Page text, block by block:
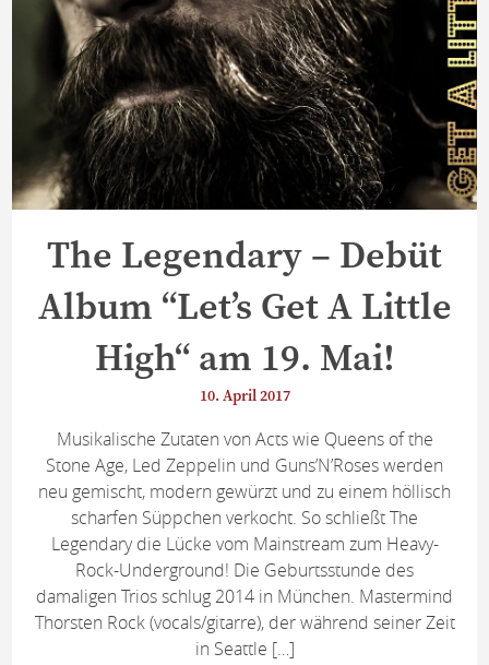
The Legendary – Debüt
Album “Let’s Get A Little
High“ am 19. Mai!
10. April 2017
Musikalische Zutaten von Acts wie Queens of the
Stone Age, Led Zeppelin und Guns’N’Roses werden
neu gemischt, modern gewürzt und zu einem höllisch
scharfen Süppchen verkocht. So schließt The
Legendary die Lücke vom Mainstream zum Heavy-
Rock-Underground! Die Geburtsstunde des
damaligen Trios schlug 2014 in München. Mastermind
Thorsten Rock (vocals/gitarre), der während seiner Zeit
in Seattle […]